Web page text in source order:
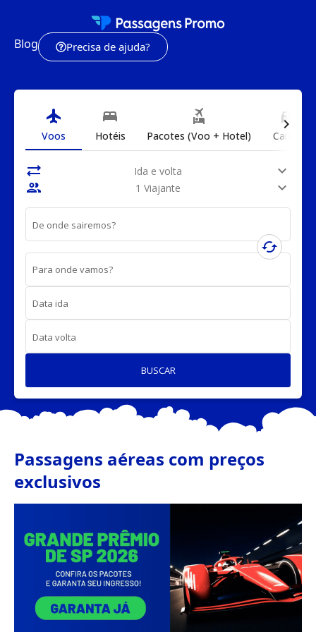
Blog Precisa de ajuda?
flight
Voos
bed
Hotéis
flights_and_hotels
Pacotes (Voo + Hotel)
directions_car
Carros
sync_alt Ida e volta
expand_more
people
1 Viajante expand_more
De onde sairemos?
cached
Para onde vamos?
Data ida
Data volta
BUSCAR
chevron_right
Passagens aéreas com preços
exclusivos